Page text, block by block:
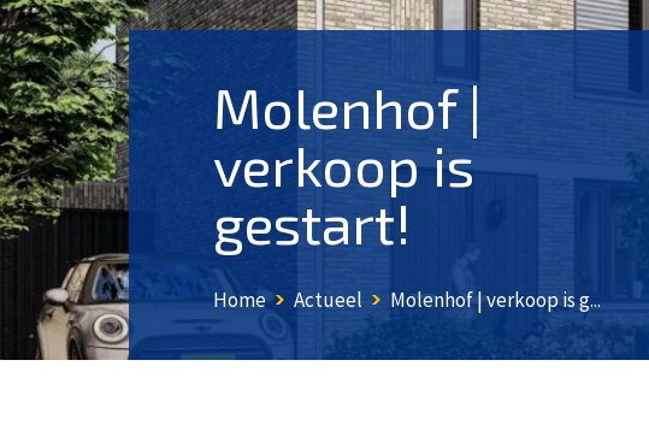
Molenhof |
verkoop is
gestart!
Home Actueel Molenhof | verkoop is g...